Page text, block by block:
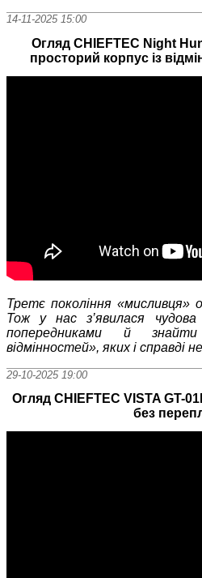
14-11-2025 15:00
Огляд CHIEFTEC Night
просторий корпус із
Третє покоління «мисливця»
Тож у нас з’явилася
попередниками й
відмінностей», яких і справді
29-10-2025 19:00
Огляд CHIEFTEC VISTA GT-
без